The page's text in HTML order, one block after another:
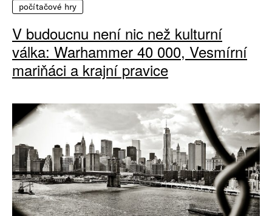
počítačové hry
V budoucnu není nic než kulturní
válka: Warhammer 40 000, Vesmírní
mariňáci a krajní pravice